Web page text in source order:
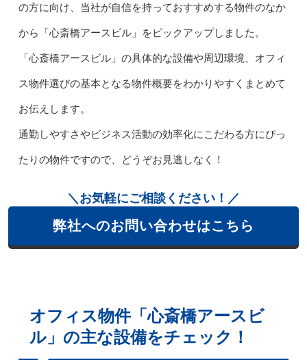
の方に向け、当社が自信を持っておすすめする物件のなか
から「心斎橋アースビル」をピックアップしました。
「心斎橋アースビル」の具体的な設備や周辺環境、オフィ
ス物件選びの基本となる物件概要をわかりやすくまとめて
お伝えします。
通勤しやすさやビジネス活動の効率化にこだわる方にぴっ
たりの物件ですので、どうぞお見逃しなく！
＼お気軽にご相談ください！／
弊社へのお問い合わせはこちら
オフィス物件「心斎橋アースビ
ル」の主な設備をチェック！